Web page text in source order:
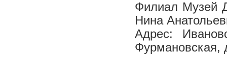
Филиал Музей
Нина
Адрес:
Фурмановская,